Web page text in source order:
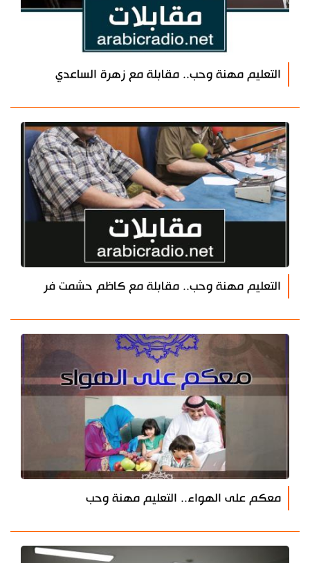
التعليم مهنة وحب.. مقابلة مع زهرة الساعدي
التعليم مهنة وحب.. مقابلة مع كاظم حشمت فر
معكم على الهواء.. التعليم مهنة وحب